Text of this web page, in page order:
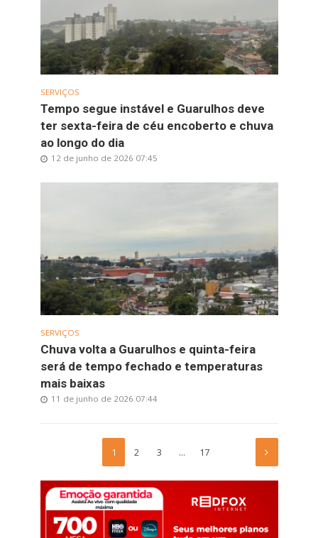
SERVIÇOS
Tempo segue instável e Guarulhos deve
ter sexta-feira de céu encoberto e chuva
ao longo do dia
12 de junho de 2026 07:45
SERVIÇOS
Chuva volta a Guarulhos e quinta-feira
será de tempo fechado e temperaturas
mais baixas
11 de junho de 2026 07:44
1 2 3 … 17